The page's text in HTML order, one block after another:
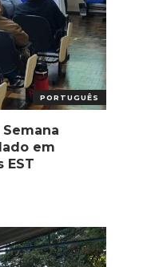
PORTUGUÊS
em
EST